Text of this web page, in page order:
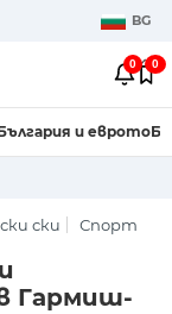
BG
0 0
и еврото
ски Спорт
Гармиш-